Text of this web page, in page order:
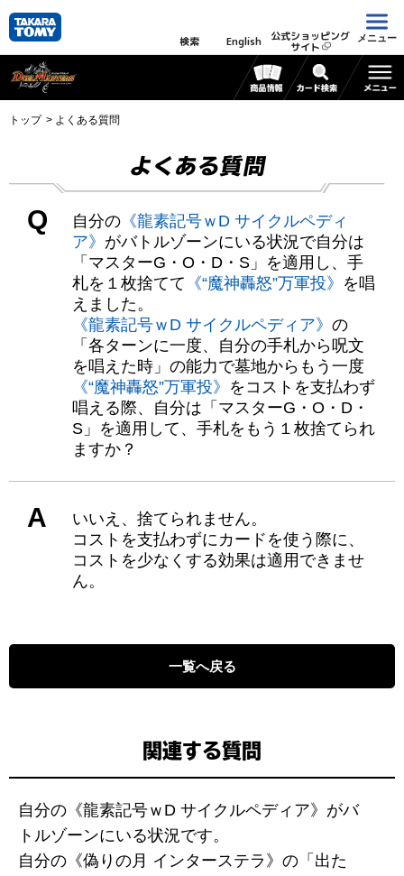
検索 English 公式ショッピング
サイト
メニュー
トップ よくある質問
よくある質問
Q 自分の 《龍素記号ｗD サイクルペディ
ア》 がバトルゾーンにいる状況で自分は
「マスターG・O・D・S」を適用し、手
札を１枚捨てて 《“魔神轟怒”万軍投》 を唱
えました。
《龍素記号ｗD サイクルペディア》 の
「各ターンに一度、自分の手札から呪文
を唱えた時」の能力で墓地からもう一度
《“魔神轟怒”万軍投》 をコストを支払わず
唱える際、自分は「マスターG・O・D・
S」を適用して、手札をもう１枚捨てられ
ますか？
A
いいえ、捨てられません。
コストを支払わずにカードを使う際に、
コストを少なくする効果は適用できませ
ん。
一覧へ戻る
関連する質問
自分の《龍素記号ｗD サイクルペディア》がバ
トルゾーンにいる状況です。
自分の《偽りの月 インターステラ》の「出た